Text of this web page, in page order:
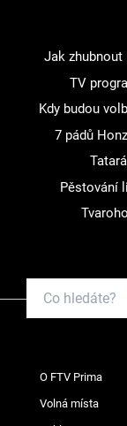
Jak zhubnout
TV
Kdy budou
7 pádů
Pěstování
O FTV Prima
Volná místa